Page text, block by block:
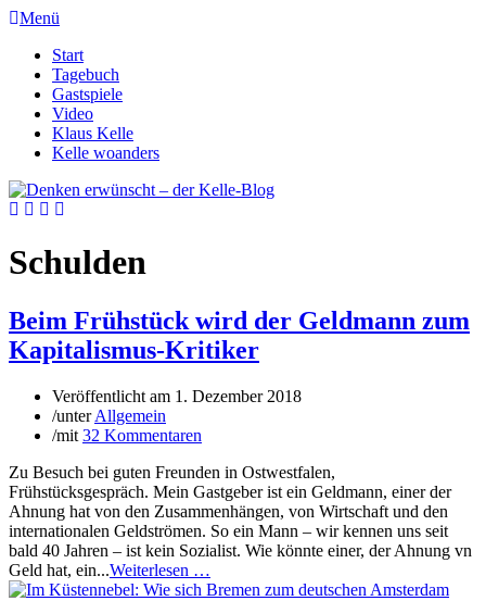
Menü
Start
Tagebuch
Gastspiele
Video
Klaus Kelle
Kelle woanders
Schulden
Beim Frühstück wird der Geldmann zum
Kapitalismus-Kritiker
Veröffentlicht am 1. Dezember 2018
/unterAllgemein
/mit 32 Kommentaren
Zu Besuch bei guten Freunden in Ostwestfalen,
Frühstücksgespräch. Mein Gastgeber ist ein Geldmann, einer der
Ahnung hat von den Zusammenhängen, von Wirtschaft und den
internationalen Geldströmen. So ein Mann – wir kennen uns seit
bald 40 Jahren – ist kein Sozialist. Wie könnte einer, der Ahnung vn
Geld hat, ein...Weiterlesen …